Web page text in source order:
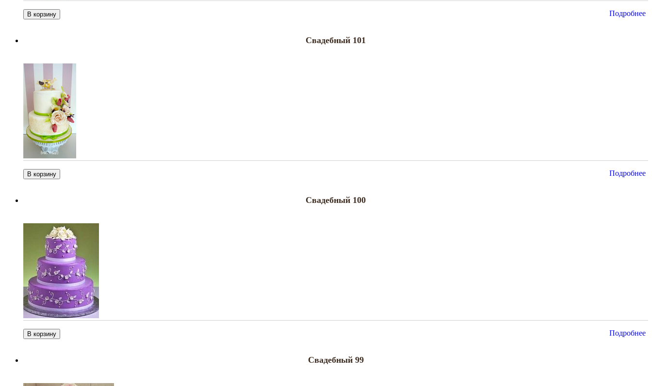
Подробнее
Свадебный 101
Подробнее
Свадебный 100
Подробнее
Свадебный 99